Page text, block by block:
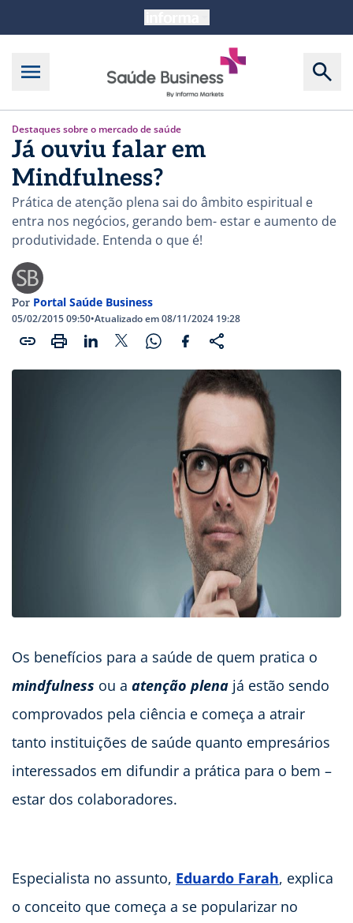
Destaques sobre o mercado de saúde
Já ouviu falar em
Mindfulness?
Prática de atenção plena sai do âmbito espiritual e
entra nos negócios, gerando bem- estar e aumento de
produtividade. Entenda o que é!
Por Portal Saúde Business
05/02/2015 09:50•Atualizado em 08/11/2024 19:28
Os benefícios para a saúde de quem pratica o
mindfulness ou a atenção plena já estão sendo
comprovados pela ciência e começa a atrair
tanto instituições de saúde quanto empresários
interessados em difundir a prática para o bem –
estar dos colaboradores.
Especialista no assunto, Eduardo Farah, explica
o conceito que começa a se popularizar no